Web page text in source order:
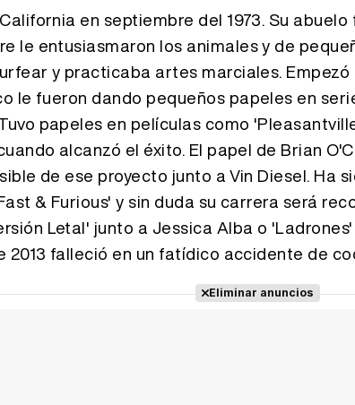
en septiembre del 1973. Su
le entusiasmaron los animales y de
y practicaba artes marciales.
le fueron dando pequeños papeles en
papeles en películas como
alcanzó el éxito. El papel de Brian
de ese proyecto junto a Vin Diesel. Ha
& Furious' y sin duda su carrera será
Letal' junto a Jessica Alba o
2013 falleció en un fatídico accidente de
Eliminar anuncios